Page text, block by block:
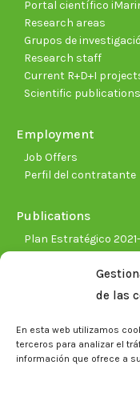
de las
En esta web utilizamos
terceros para analizar el
información que ofrece a
Portal científico
Research areas
Grupos de
Research staff
Current R+D+I
Scientific publications
Employment
Job Offers
Perfil del contratante
Publications
Plan Estratégico
Biblioteca. Repositorio
Eventos